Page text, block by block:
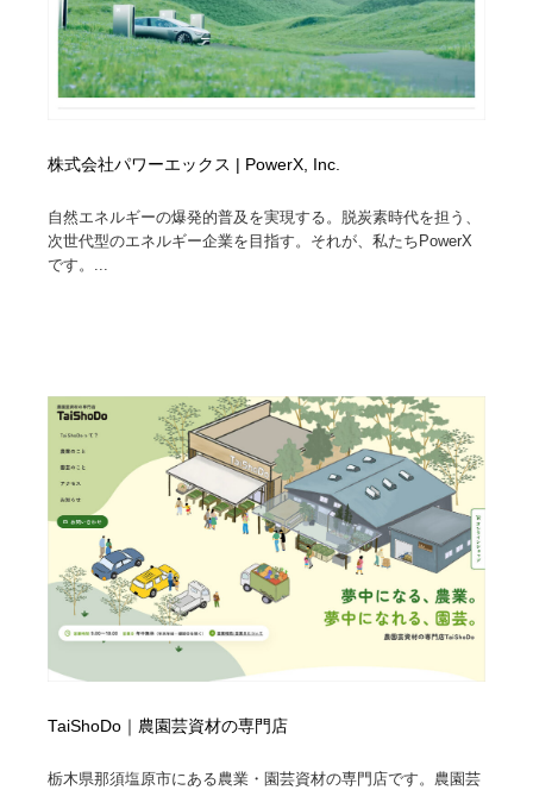
株式会社パワーエックス | PowerX, Inc.
自然エネルギーの爆発的普及を実現する。脱炭素時代を担う、
次世代型のエネルギー企業を目指す。それが、私たちPowerX
です。...
TaiShoDo｜農園芸資材の専門店
栃木県那須塩原市にある農業・園芸資材の専門店です。農園芸